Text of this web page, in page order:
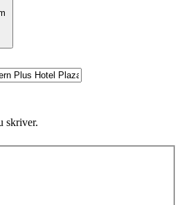
skriver.